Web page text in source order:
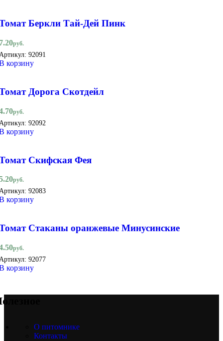
Беркли Тай-Дей Пинк
руб.
92091
корзину
Дорога Скотдейл
руб.
92092
корзину
Скифская Фея
руб.
92083
корзину
Стаканы оранжевые Минусинские
руб.
92077
корзину
О питомнике
Контакты